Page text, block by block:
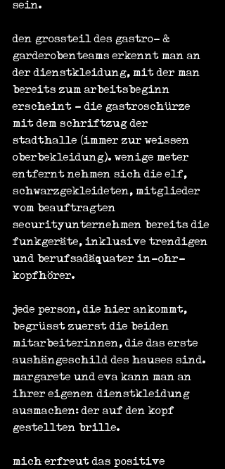
sein.
den grossteil des gastro- &
garderobenteams erkennt man an
der dienstkleidung, mit der man
bereits zum arbeitsbeginn
erscheint - die gastroschürze
mit dem schriftzug der
stadthalle (immer zur weissen
oberbekleidung). wenige meter
entfernt nehmen sich die elf,
schwarzgekleideten, mitglieder
vom beauftragten
securityunternehmen bereits die
funkgeräte, inklusive trendigen
und berufsadäquater in-ohr-
kopfhörer.
jede person, die hier ankommt,
begrüsst zuerst die beiden
mitarbeiterinnen, die das erste
aushängeschild des hauses sind.
margarete und eva kann man an
ihrer eigenen dienstkleidung
ausmachen: der auf den kopf
gestellten brille.
mich erfreut das positive